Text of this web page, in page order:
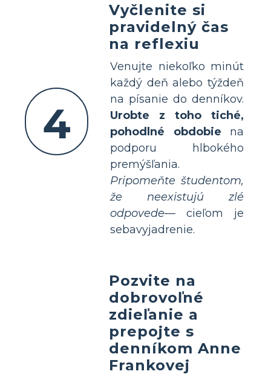
4
Vyčlenite si
pravidelný čas
na reflexiu
Venujte niekoľko minút
každý deň alebo týždeň
na písanie do denníkov.
Urobte z toho tiché,
pohodlné obdobie na
podporu hlbokého
premýšľania.
Pripomeňte študentom,
že neexistujú zlé
odpovede— cieľom je
sebavyjadrenie.
Pozvite na
dobrovoľné
zdieľanie a
prepojte s
denníkom Anne
Frankovej